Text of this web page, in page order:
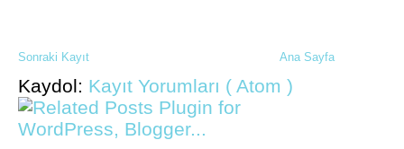
Sonraki Kayıt Ana Sayfa
Kaydol: Kayıt Yorumları ( Atom )